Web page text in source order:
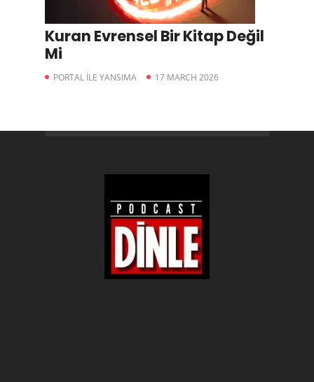
Kuran Evrensel Bir Kitap Değil
Mi
PORTAL İLE YANSIMA 17 MARCH 2026